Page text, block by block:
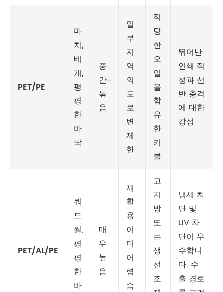
PET/PE
마
치,
베
개,
평
평
한
바
닥
중
간-
높
음
일
부
지
역
의
도
로
변
제
한
적
당
한
오
일
을
함
유
한
키
블
뛰어난
인쇄 적
성과 선
반 충격
에 대한
강성
PET/AL/PE
쿼
드
씰,
평
평
한
바
매
우
높
음
재
활
용
이
더
어
렵
습
고
지
방
또
는
생
선
조
냄새 차
단 및
UV 차
단이 우
수합니
다. 수
출 경로